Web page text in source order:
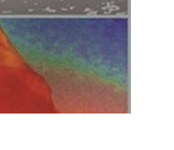
12.07.2026